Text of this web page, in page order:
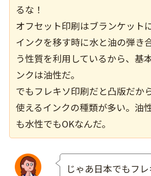
るな！
オフセット印刷はブランケット
インクを移す時に水と油の弾き
う性質を利用しているから、基
ンクは油性だ。
でもフレキソ印刷だと凸版だか
使えるインクの種類が多い。油
も水性でもOKなんだ。
じゃあ日本でもフ